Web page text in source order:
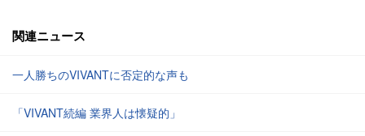
関連ニュース
一人勝ちのVIVANTに否定的な声も
「VIVANT続編 業界人は懐疑的」